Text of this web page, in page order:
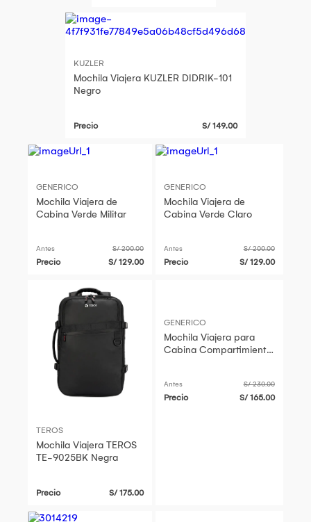
KUZLER
Mochila Viajera KUZLER DIDRIK-101
Negro
Precio S/ 149.00
GENERICO
Mochila Viajera de
Cabina Verde Militar
Antes S/ 200.00
Precio S/ 129.00
GENERICO
Mochila Viajera de
Cabina Verde Claro
Antes S/ 200.00
Precio S/ 129.00
TEROS
Mochila Viajera TEROS
TE-9025BK Negra
Precio S/ 175.00
GENERICO
Mochila Viajera para
Cabina Compartimiento
Antes S/ 230.00
Precio S/ 165.00